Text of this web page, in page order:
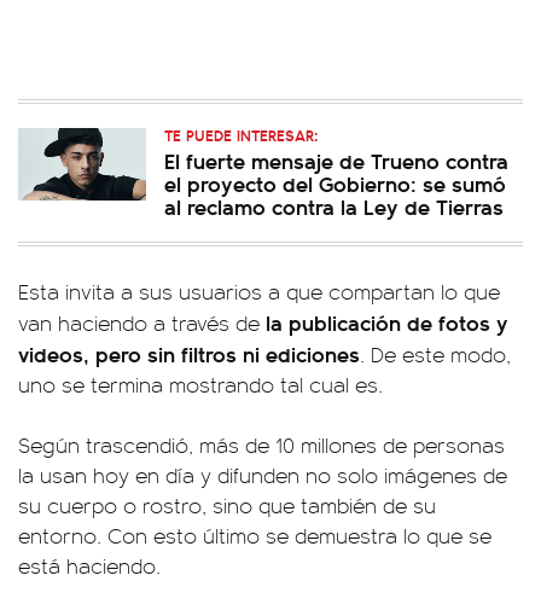
TE PUEDE INTERESAR:
El fuerte mensaje de Trueno contra
el proyecto del Gobierno: se sumó
al reclamo contra la Ley de Tierras
Esta invita a sus usuarios a que compartan lo que
van haciendo a través de la publicación de fotos y
videos, pero sin filtros ni ediciones. De este modo,
uno se termina mostrando tal cual es.
Según trascendió, más de 10 millones de personas
la usan hoy en día y difunden no solo imágenes de
su cuerpo o rostro, sino que también de su
entorno. Con esto último se demuestra lo que se
está haciendo.